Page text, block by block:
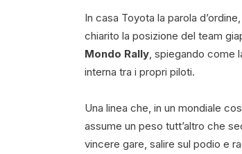
In casa Toyota la parola
chiarito la posizione del team
Mondo Rally, spiegando come
interna tra i propri piloti.
Una linea che, in un mondiale
assume un peso tutt’altro che
vincere gare, salire sul podio e